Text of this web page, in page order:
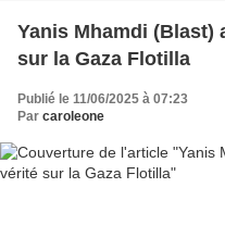
Yanis Mhamdi (Blast)
sur la Gaza Flotilla
Publié le 11/06/2025 à 07:23
Par caroleone